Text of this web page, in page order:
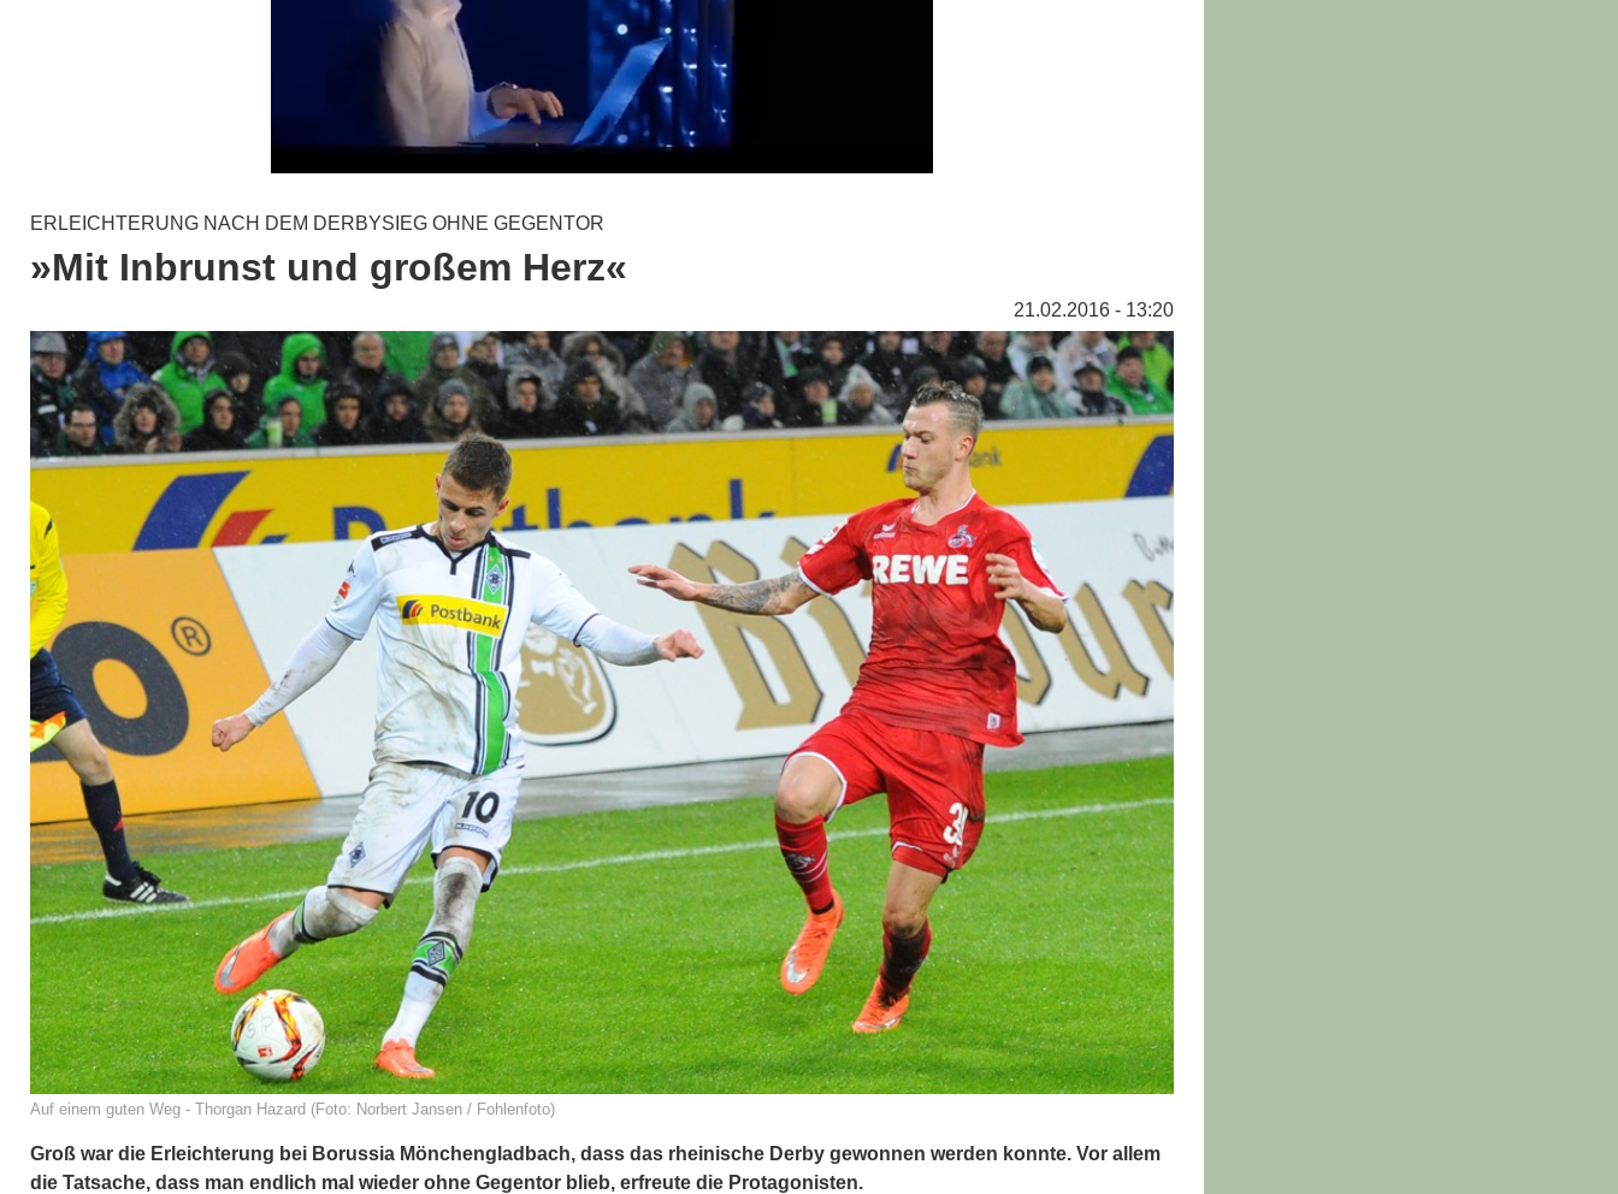
ERLEICHTERUNG NACH DEM DERBYSIEG OHNE GEGENTOR
»Mit Inbrunst und großem Herz«
21.02.2016 - 13:20
Auf einem guten Weg - Thorgan Hazard (Foto: Norbert Jansen / Fohlenfoto)
Groß war die Erleichterung bei Borussia Mönchengladbach, dass das rheinische Derby gewonnen werden konnte. Vor allem
die Tatsache, dass man endlich mal wieder ohne Gegentor blieb, erfreute die Protagonisten.